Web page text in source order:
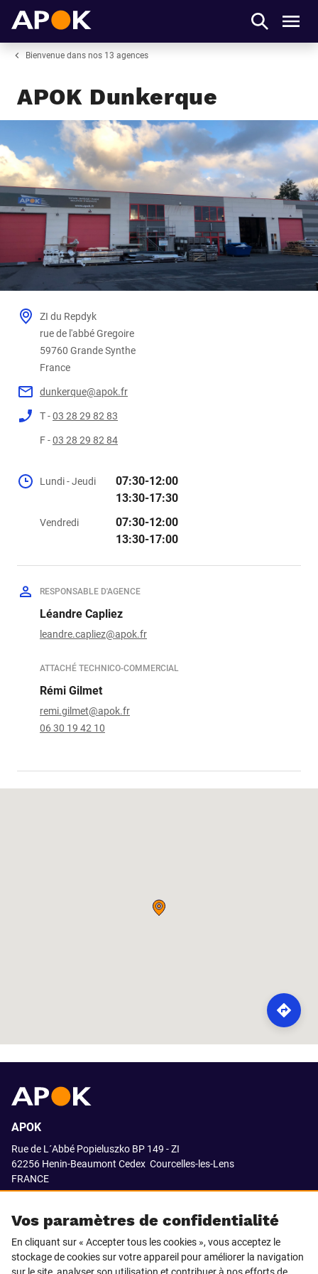
Bienvenue dans nos 13 agences
ROUTE
APOK Dunkerque
59760
France
dunkerque@apok.fr
T -03 28 29 82 83
F -03 28 29 82 84
Lundi - Jeudi
07:30-12:00
13:30-17:30
Vendredi
07:30-12:00
13:30-17:00
RESPONSABLE D'AGENCE
Léandre Capliez
leandre.capliez@apok.fr
ATTACHÉ TECHNICO-COMMERCIAL
Rémi Gilmet
remi.gilmet@apok.fr
06 30 19 42 10
Vos paramètres de confidentialité
En cliquant sur « Accepter tous les cookies », vous acceptez le
stockage de cookies sur votre appareil pour améliorer la navigation
APOK
Rue de L´Abbé Popieluszko BP 149 - ZI
62256 Henin-Beaumont Cedex Courcelles-les-Lens
FRANCE
SUIVEZ-NOUS SUR